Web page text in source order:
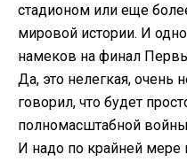
стадионом или еще
мировой истории. И
намеков на финал
Да, это нелегкая, очень
говорил, что будет
полномасштабной
И надо по крайней мере